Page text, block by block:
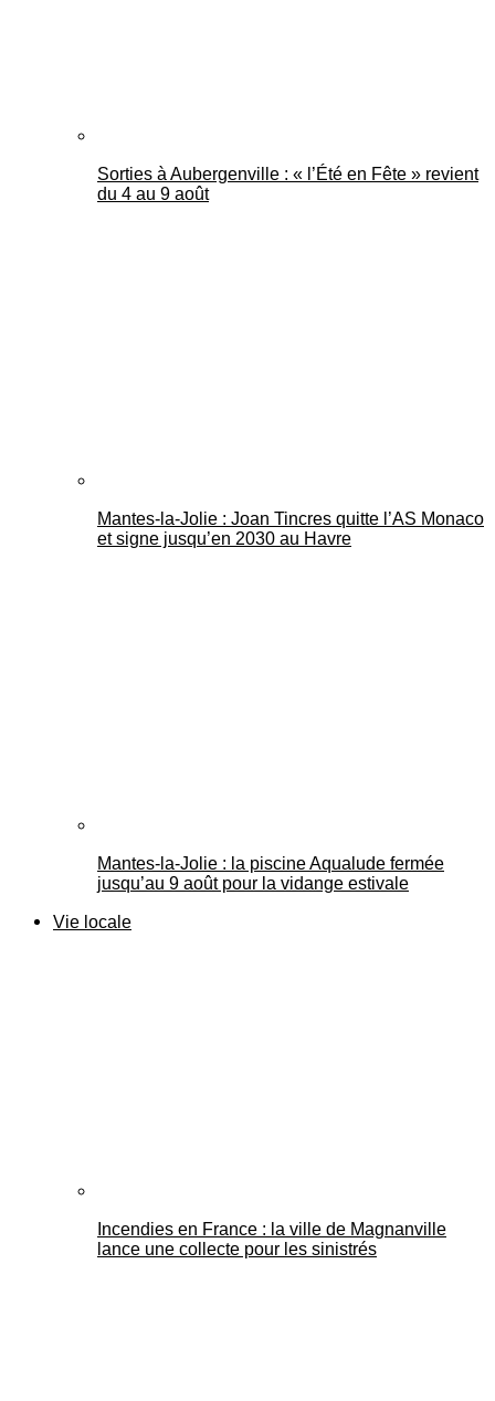
Sorties à Aubergenville : « l’Été en Fête » revient
du 4 au 9 août
Mantes-la-Jolie : Joan Tincres quitte l’AS Monaco
et signe jusqu’en 2030 au Havre
Mantes-la-Jolie : la piscine Aqualude fermée
jusqu’au 9 août pour la vidange estivale
Vie locale
Incendies en France : la ville de Magnanville
lance une collecte pour les sinistrés